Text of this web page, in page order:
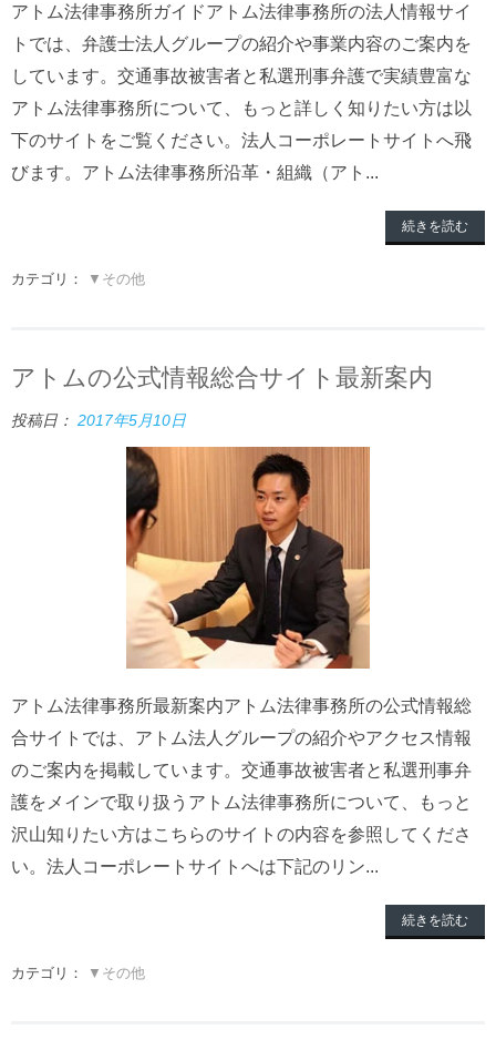
アトム法律事務所ガイドアトム法律事務所の法人情報サイ
トでは、弁護士法人グループの紹介や事業内容のご案内を
しています。交通事故被害者と私選刑事弁護で実績豊富な
アトム法律事務所について、もっと詳しく知りたい方は以
下のサイトをご覧ください。法人コーポレートサイトへ飛
びます。アトム法律事務所沿革・組織（アト...
続きを読む
カテゴリ： ▼その他
アトムの公式情報総合サイト最新案内
投稿日： 2017年5月10日
アトム法律事務所最新案内アトム法律事務所の公式情報総
合サイトでは、アトム法人グループの紹介やアクセス情報
のご案内を掲載しています。交通事故被害者と私選刑事弁
護をメインで取り扱うアトム法律事務所について、もっと
沢山知りたい方はこちらのサイトの内容を参照してくださ
い。法人コーポレートサイトへは下記のリン...
続きを読む
カテゴリ： ▼その他